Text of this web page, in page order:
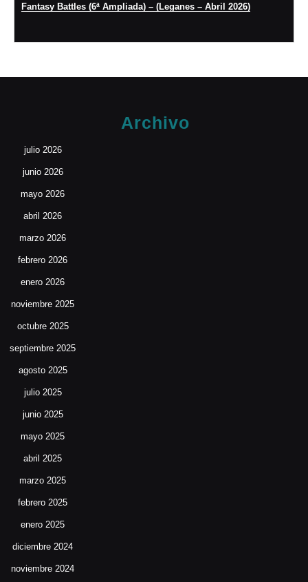
Fantasy Battles (6ª Ampliada) – (Leganes – Abril 2026)
Archivo
julio 2026
junio 2026
mayo 2026
abril 2026
marzo 2026
febrero 2026
enero 2026
noviembre 2025
octubre 2025
septiembre 2025
agosto 2025
julio 2025
junio 2025
mayo 2025
abril 2025
marzo 2025
febrero 2025
enero 2025
diciembre 2024
noviembre 2024